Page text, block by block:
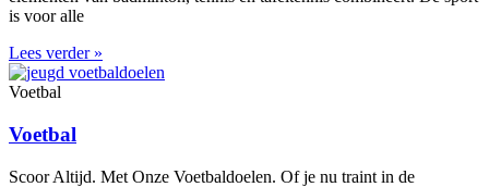
is voor alle
Lees verder »
Voetbal
Voetbal
Scoor Altijd. Met Onze Voetbaldoelen. Of je nu traint in de